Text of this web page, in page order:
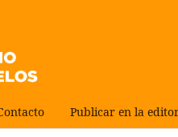
Publicar en la